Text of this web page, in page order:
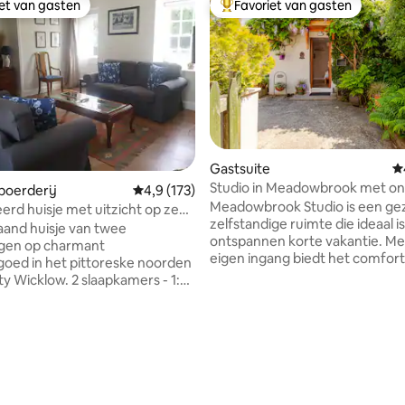
van gasten
van gasten
Gemiddelde beoordeling van 4,9 uit 5, 173
4,9 (173)
huisje met uitzicht op zee
huisje van twee
op charmant
in het pittoreske noorden
Wicklow. 2 slaapkamers - 1:
Topfavoriet van gasten
Favoriet van gasten
Gastsuite
Studio in Meadowbrook met
Meadowbrook Studio is een
zelfstandige ruimte die ideaal
ontspannen korte vakantie. Met een
eigen ingang biedt het